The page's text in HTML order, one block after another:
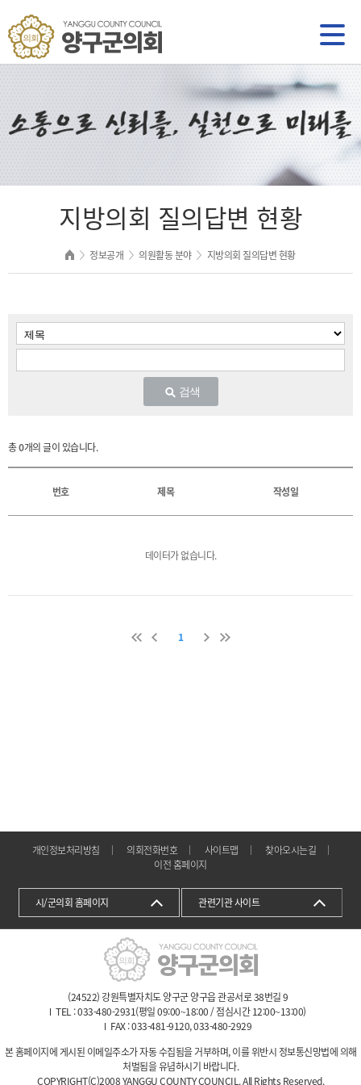
지방의회 질의답변 현황
정보공개 의원활동 분야 지방의회 질의답변 현황
검색
총0개의 글이 있습니다.
번호 제목 작성일
데이터가 없습니다.
1
개인정보처리방침 의회전화번호 사이트맵
찾아오시는길
이전 홈페이지
시/군의회 홈페이지 관련기관 사이트
(24522) 강원특별자치도 양구군 양구읍 관공서로 38번길 9
TEL : 033-480-2931(평일 09:00~18:00 / 점심시간 12:00~13:00)
FAX : 033-481-9120, 033-480-2929
본 홈페이지에 게시된 이메일주소가 자동 수집됨을 거부하며, 이를 위반시 정보통신망법에 의해
처벌됨을 유념하시기 바랍니다.
COPYRIGHT(C)2008 YANGGU COUNTY COUNCIL. All Rights Reserved.